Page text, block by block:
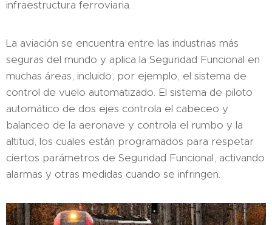
infraestructura ferroviaria.
La aviación se encuentra entre las industrias más
seguras del mundo y aplica la Seguridad Funcional en
muchas áreas, incluido, por ejemplo, el sistema de
control de vuelo automatizado. El sistema de piloto
automático de dos ejes controla el cabeceo y
balanceo de la aeronave y controla el rumbo y la
altitud, los cuales están programados para respetar
ciertos parámetros de Seguridad Funcional, activando
alarmas y otras medidas cuando se infringen.